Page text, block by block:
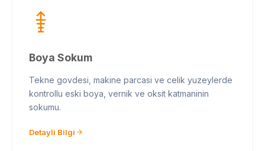
Boya Sokum
Tekne govdesi, makine parcasi ve celik yuzeylerde
kontrollu eski boya, vernik ve oksit katmaninin
sokumu.
Detayli Bilgi